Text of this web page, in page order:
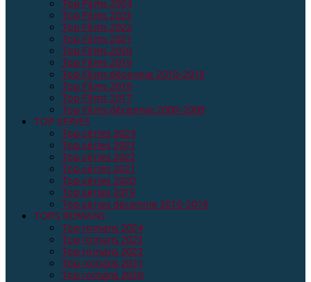
Top Films 2024
Top Films 2023
Top Films 2022
Top Films 2021
Top Films 2020
Top Films 2019
Top Films décennie 2010-2019
Top Films 2018
Top Films 2017
Top Films décennie 2000-2009
TOP SERIES
Top séries 2024
Top séries 2023
Top séries 2022
Top séries 2021
Top séries 2020
Top séries 2019
Top séries décennie 2010-2019
TOPS ROMANS
Top romans 2024
Top romans 2023
Top romans 2022
Top romans 2021
Top romans 2020